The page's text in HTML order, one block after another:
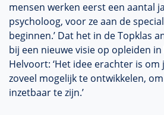
mensen werken eerst een aantal
psycholoog, voor ze aan de
beginnen.’ Dat het in de Topklas
bij een nieuwe visie op opleiden in
Helvoort: ‘Het idee erachter is om
zoveel mogelijk te ontwikkelen,
inzetbaar te zijn.’